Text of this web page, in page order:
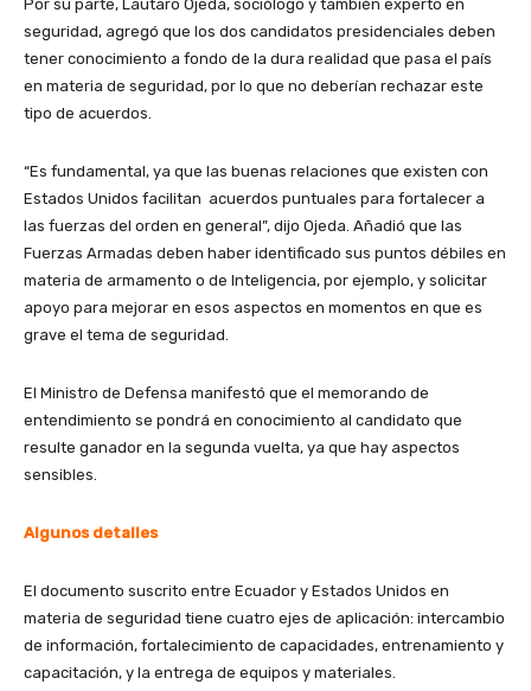
Por su parte, Lautaro Ojeda, sociólogo y también experto en
seguridad, agregó que los dos candidatos presidenciales deben
tener conocimiento a fondo de la dura realidad que pasa el país
en materia de seguridad, por lo que no deberían rechazar este
tipo de acuerdos.
“Es fundamental, ya que las buenas relaciones que existen con
Estados Unidos facilitan acuerdos puntuales para fortalecer a
las fuerzas del orden en general”, dijo Ojeda. Añadió que las
Fuerzas Armadas deben haber identificado sus puntos débiles en
materia de armamento o de Inteligencia, por ejemplo, y solicitar
apoyo para mejorar en esos aspectos en momentos en que es
grave el tema de seguridad.
El Ministro de Defensa manifestó que el memorando de
entendimiento se pondrá en conocimiento al candidato que
resulte ganador en la segunda vuelta, ya que hay aspectos
sensibles.
Algunos detalles
El documento suscrito entre Ecuador y Estados Unidos en
materia de seguridad tiene cuatro ejes de aplicación: intercambio
de información, fortalecimiento de capacidades, entrenamiento y
capacitación, y la entrega de equipos y materiales.